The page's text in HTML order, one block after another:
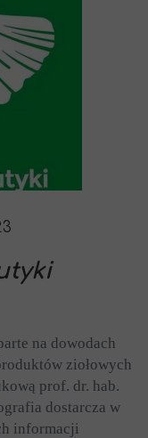
na dowodach
ziołowych
prof. dr. hab.
dostarcza w
informacji